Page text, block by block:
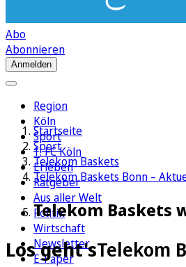
Abo
Abonnieren
Anmelden
Region
Köln
Sport
1. FC Köln
Erleben
Ratgeber
Aus aller Welt
Politik
Wirtschaft
Newsletter
E-Paper
Startseite
Sport
Telekom Baskets
Telekom Baskets Bonn –
Telekom Baskets
Los geht'sTelekom